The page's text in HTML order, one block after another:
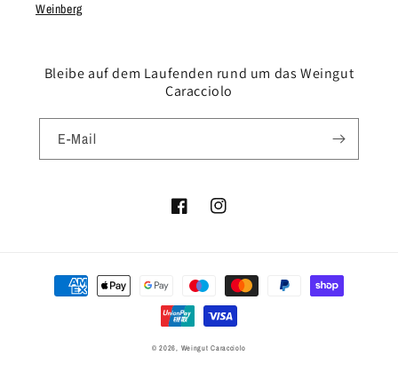
Weinberg
Bleibe auf dem Laufenden rund um das Weingut
Caracciolo
E-Mail
FacebookInstagram
Zahlungsmethoden
© 2026, Weingut Caracciolo